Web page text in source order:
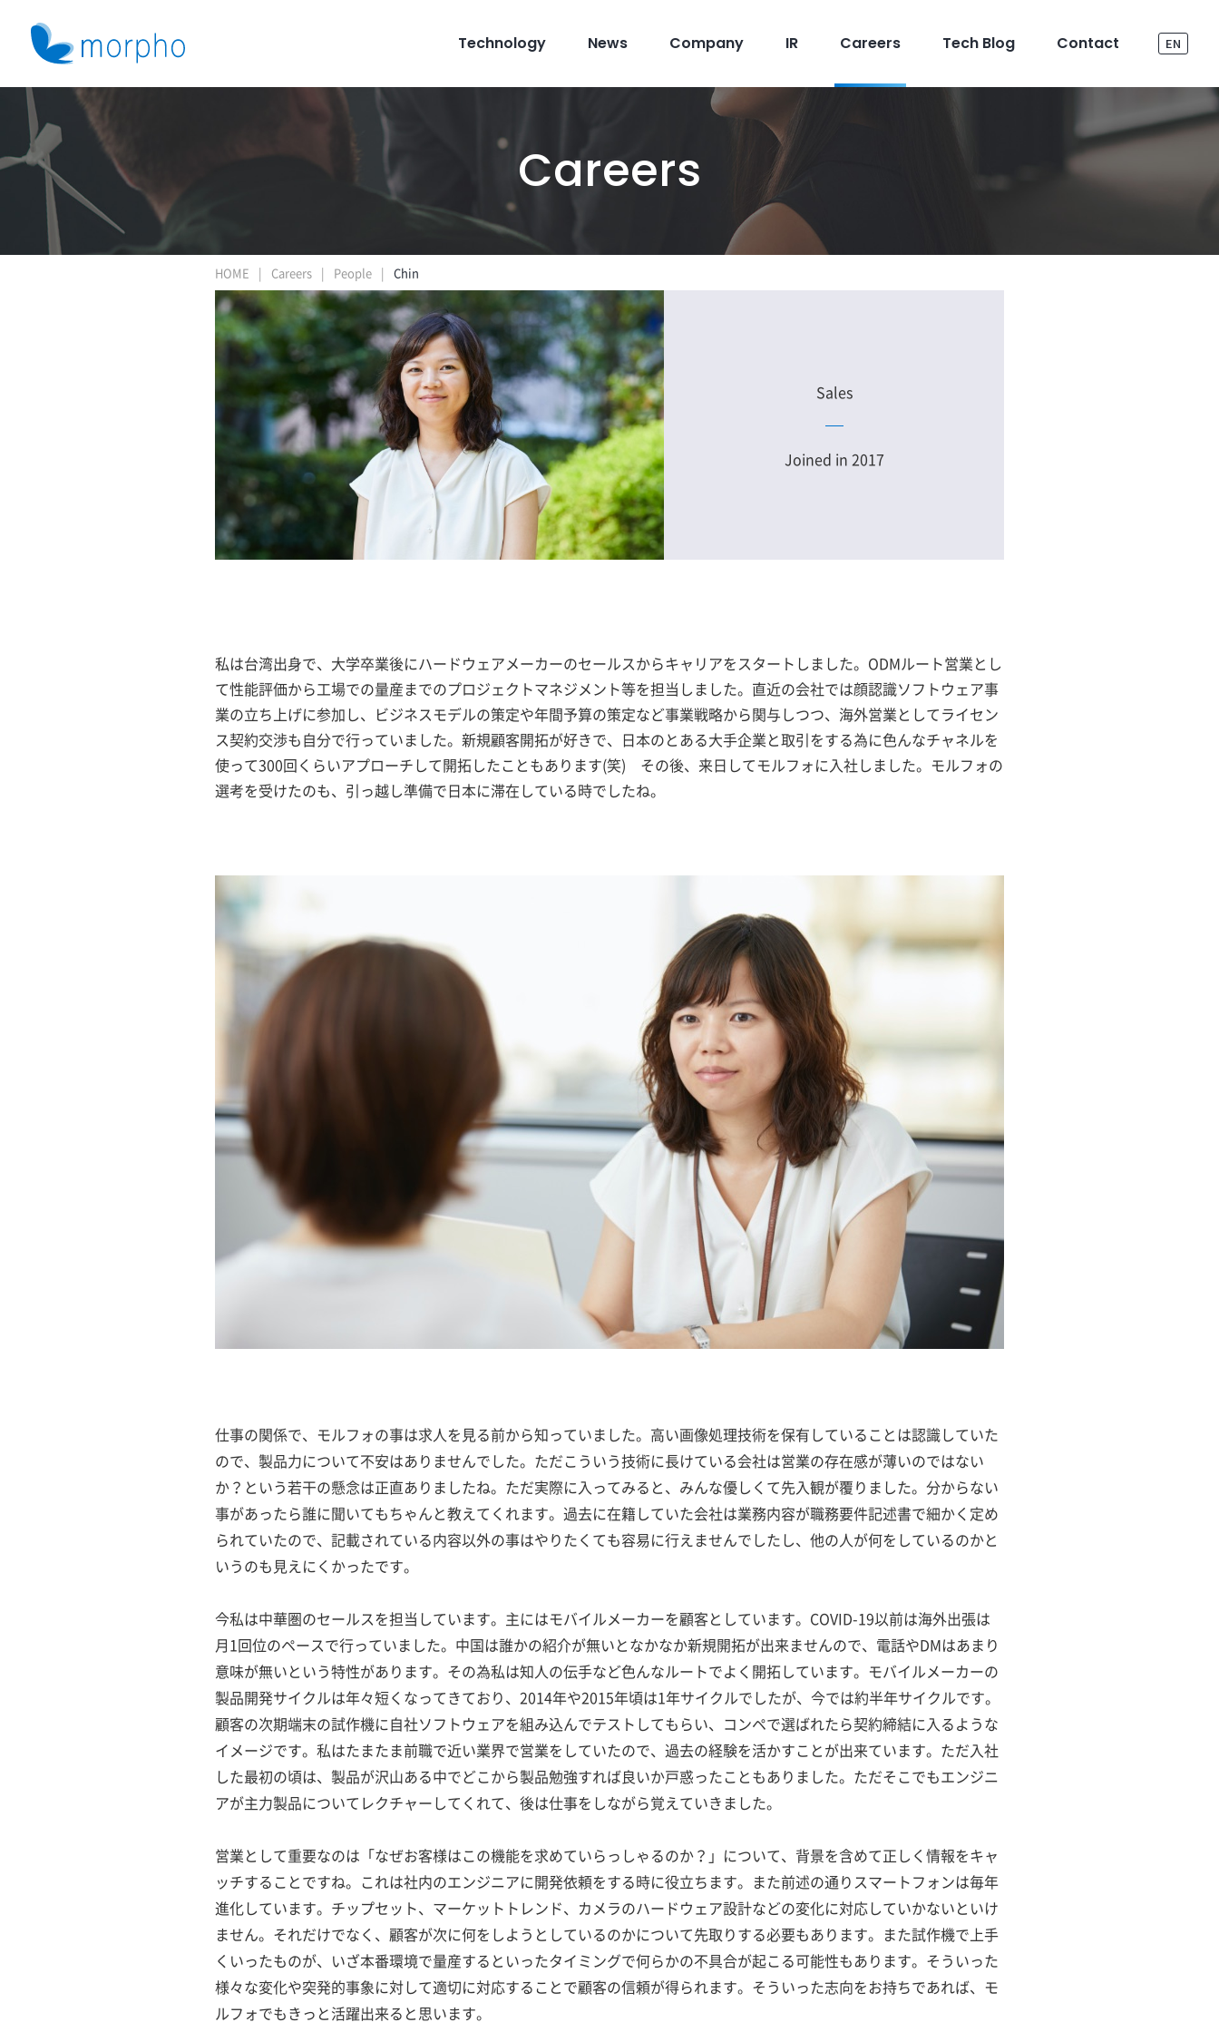
Technology News Company IR Careers Tech Blog Contact EN
Careers
HOME Careers People Chin
Sales
Joined in 2017
私は台湾出身で、大学卒業後にハードウェアメーカーのセールスからキャリアをスタートしました。ODMルート営業とし
て性能評価から工場での量産までのプロジェクトマネジメント等を担当しました。直近の会社では顔認識ソフトウェア事
業の立ち上げに参加し、ビジネスモデルの策定や年間予算の策定など事業戦略から関与しつつ、海外営業としてライセン
ス契約交渉も自分で行っていました。新規顧客開拓が好きで、日本のとある大手企業と取引をする為に色んなチャネルを
使って300回くらいアプローチして開拓したこともあります(笑) その後、来日してモルフォに入社しました。モルフォの
選考を受けたのも、引っ越し準備で日本に滞在している時でしたね。
仕事の関係で、モルフォの事は求人を見る前から知っていました。高い画像処理技術を保有していることは認識していた
ので、製品力について不安はありませんでした。ただこういう技術に長けている会社は営業の存在感が薄いのではない
か？という若干の懸念は正直ありましたね。ただ実際に入ってみると、みんな優しくて先入観が覆りました。分からない
事があったら誰に聞いてもちゃんと教えてくれます。過去に在籍していた会社は業務内容が職務要件記述書で細かく定め
られていたので、記載されている内容以外の事はやりたくても容易に行えませんでしたし、他の人が何をしているのかと
いうのも見えにくかったです。
今私は中華圏のセールスを担当しています。主にはモバイルメーカーを顧客としています。COVID-19以前は海外出張は
月1回位のペースで行っていました。中国は誰かの紹介が無いとなかなか新規開拓が出来ませんので、電話やDMはあまり
意味が無いという特性があります。その為私は知人の伝手など色んなルートでよく開拓しています。モバイルメーカーの
製品開発サイクルは年々短くなってきており、2014年や2015年頃は1年サイクルでしたが、今では約半年サイクルです。
顧客の次期端末の試作機に自社ソフトウェアを組み込んでテストしてもらい、コンペで選ばれたら契約締結に入るような
イメージです。私はたまたま前職で近い業界で営業をしていたので、過去の経験を活かすことが出来ています。ただ入社
した最初の頃は、製品が沢山ある中でどこから製品勉強すれば良いか戸惑ったこともありました。ただそこでもエンジニ
アが主力製品についてレクチャーしてくれて、後は仕事をしながら覚えていきました。
営業として重要なのは「なぜお客様はこの機能を求めていらっしゃるのか？」について、背景を含めて正しく情報をキャ
ッチすることですね。これは社内のエンジニアに開発依頼をする時に役立ちます。また前述の通りスマートフォンは毎年
進化しています。チップセット、マーケットトレンド、カメラのハードウェア設計などの変化に対応していかないといけ
ません。それだけでなく、顧客が次に何をしようとしているのかについて先取りする必要もあります。また試作機で上手
くいったものが、いざ本番環境で量産するといったタイミングで何らかの不具合が起こる可能性もあります。そういった
様々な変化や突発的事象に対して適切に対応することで顧客の信頼が得られます。そういった志向をお持ちであれば、モ
ルフォでもきっと活躍出来ると思います。